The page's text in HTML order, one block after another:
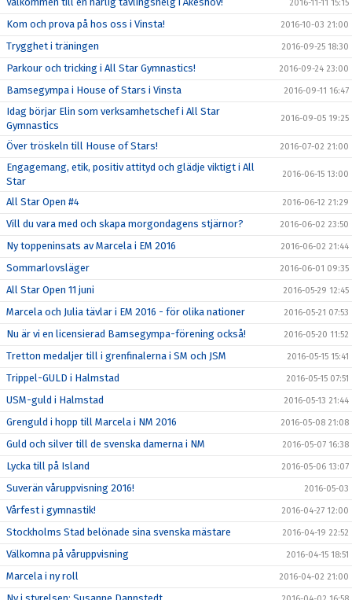
2016-11-11 15:15
Kom och prova på hos oss i Vinsta! 2016-10-03 21:00
Trygghet i träningen 2016-09-25 18:30
Parkour och tricking i All Star Gymnastics! 2016-09-24 23:00
Bamsegympa i House of Stars i Vinsta 2016-09-11 16:47
Idag börjar Elin som verksamhetschef i All Star
Gymnastics
2016-09-05 19:25
Över tröskeln till House of Stars! 2016-07-02 21:00
Engagemang, etik, positiv attityd och glädje viktigt i All
Star
2016-06-15 13:00
All Star Open #4 2016-06-12 21:29
Vill du vara med och skapa morgondagens stjärnor? 2016-06-02 23:50
Ny toppeninsats av Marcela i EM 2016 2016-06-02 21:44
Sommarlovsläger 2016-06-01 09:35
All Star Open 11 juni 2016-05-29 12:45
Marcela och Julia tävlar i EM 2016 - för olika nationer 2016-05-21 07:53
Nu är vi en licensierad Bamsegympa-förening också! 2016-05-20 11:52
Tretton medaljer till i grenfinalerna i SM och JSM 2016-05-15 15:41
Trippel-GULD i Halmstad 2016-05-15 07:51
USM-guld i Halmstad 2016-05-13 21:44
Grenguld i hopp till Marcela i NM 2016 2016-05-08 21:08
Guld och silver till de svenska damerna i NM 2016-05-07 16:38
Lycka till på Island 2016-05-06 13:07
Suverän våruppvisning 2016! 2016-05-03
Vårfest i gymnastik! 2016-04-27 12:00
Stockholms Stad belönade sina svenska mästare 2016-04-19 22:52
Välkomna på våruppvisning 2016-04-15 18:51
Marcela i ny roll 2016-04-02 21:00